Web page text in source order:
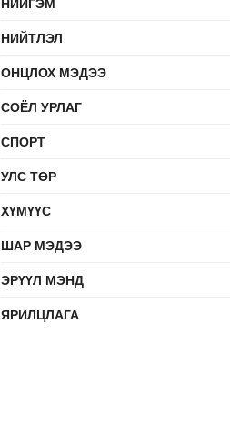
НИЙТЛЭЛ
ОНЦЛОХ МЭДЭЭ
СОЁЛ УРЛАГ
СПОРТ
УЛС ТӨР
ХҮМҮҮС
ШАР МЭДЭЭ
ЭРҮҮЛ МЭНД
ЯРИЛЦЛАГА